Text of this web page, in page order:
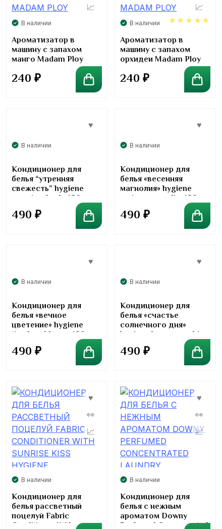
В наличии
Ароматизатор в
машину с запахом
манго Madam Ploy
240 ₽
В наличии
5.00
Ароматизатор в
машину с запахом
орхидеи Madam Ploy
240 ₽
В наличии
Кондиционер для
белья “утренняя
свежесть” hygiene
morning fresh 480 мл
490 ₽
В наличии
Кондиционер для
белья «весенняя
магнолия» hygiene
spring magnolia 480 мл
490 ₽
В наличии
Кондиционер для
белья «вечное
цветение» hygiene
timeless bloom 480 мл
490 ₽
В наличии
Кондиционер для
белья «счастье
солнечного дня»
hygiene happy sunshine
480 мл
490 ₽
В наличии
Кондиционер для
белья рассветный
поцелуй Fabric
Conditioner With
В наличии
Кондиционер для
белья с нежным
ароматом Downy
Perfumed Concentrated